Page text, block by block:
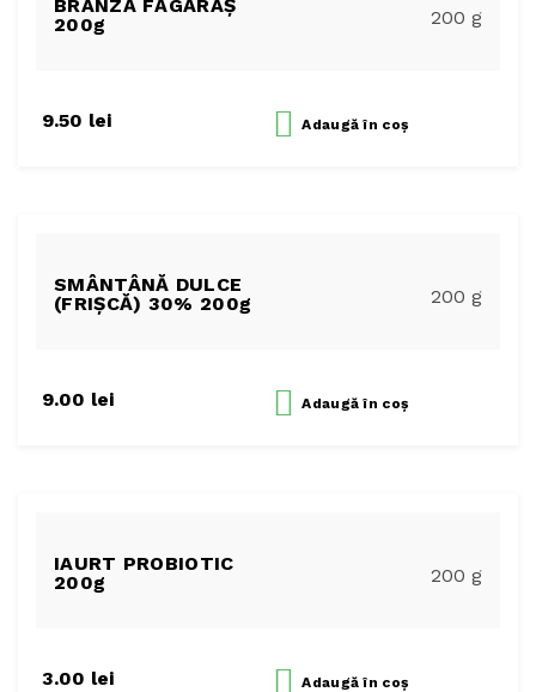
BRÂNZĂ FĂGĂRAȘ
200g
200 g
9.50 lei Adaugăîn coș
SMÂNTÂNĂ DULCE
(FRIȘCĂ) 30% 200g
200 g
9.00 lei Adaugăîn coș
IAURT PROBIOTIC
200g
200 g
3.00 lei Adaugăîn coș